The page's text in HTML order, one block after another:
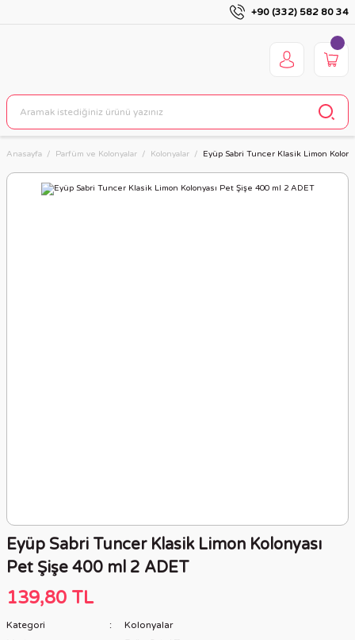
+90 (332) 582 80 34
Anasayfa Parfüm ve Kolonyalar Kolonyalar Eyüp Sabri Tuncer Klasik Limon
Eyüp Sabri Tuncer Klasik Limon Kolonyası
Pet Şişe 400 ml 2 ADET
139,80 TL
Kategori
Kolonyalar